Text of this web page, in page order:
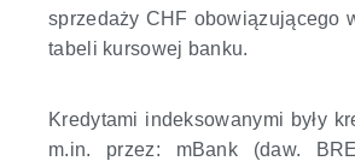
sprzedaży CHF obowiązującego
tabeli kursowej banku.
Kredytami indeksowanymi były
m.in. przez: mBank (daw.